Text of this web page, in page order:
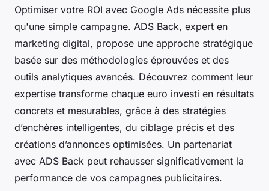
Optimiser votre ROI avec Google Ads nécessite plus
qu'une simple campagne. ADS Back, expert en
marketing digital, propose une approche stratégique
basée sur des méthodologies éprouvées et des
outils analytiques avancés. Découvrez comment leur
expertise transforme chaque euro investi en résultats
concrets et mesurables, grâce à des stratégies
d’enchères intelligentes, du ciblage précis et des
créations d’annonces optimisées. Un partenariat
avec ADS Back peut rehausser significativement la
performance de vos campagnes publicitaires.